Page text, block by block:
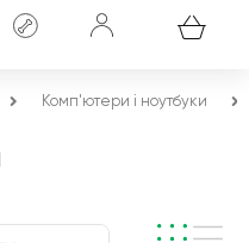
Комп'ютери і ноутбуки